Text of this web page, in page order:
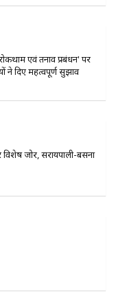
एवं तनाव प्रबंधन' पर
ने दिए महत्वपूर्ण सुझाव
जोर, सरायपाली-बसना